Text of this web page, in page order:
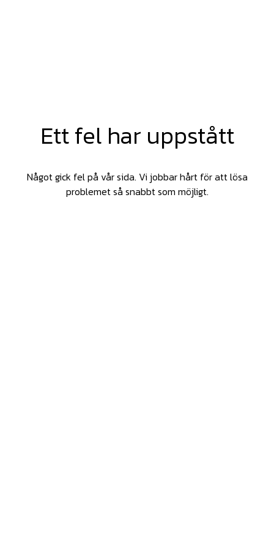
Ett fel har uppstått
Något gick fel på vår sida. Vi jobbar hårt för att lösa
problemet så snabbt som möjligt.